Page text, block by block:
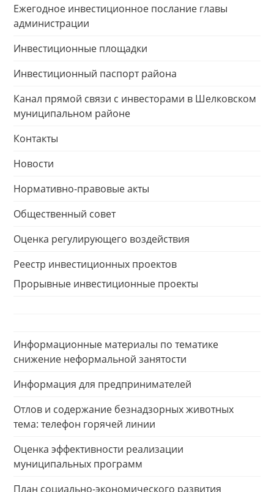
Ежегодное инвестиционное послание главы
администрации
Инвестиционные площадки
Инвестиционный паспорт района
Канал прямой связи с инвесторами в Шелковском
муниципальном районе
Контакты
Новости
Нормативно-правовые акты
Общественный совет
Оценка регулирующего воздействия
Реестр инвестиционных проектов
Прорывные инвестиционные проекты
Информационные материалы по тематике
снижение неформальной занятости
Информация для предпринимателей
Отлов и содержание безнадзорных животных
тема: телефон горячей линии
Оценка эффективности реализации
муниципальных программ
План социально-экономического развития